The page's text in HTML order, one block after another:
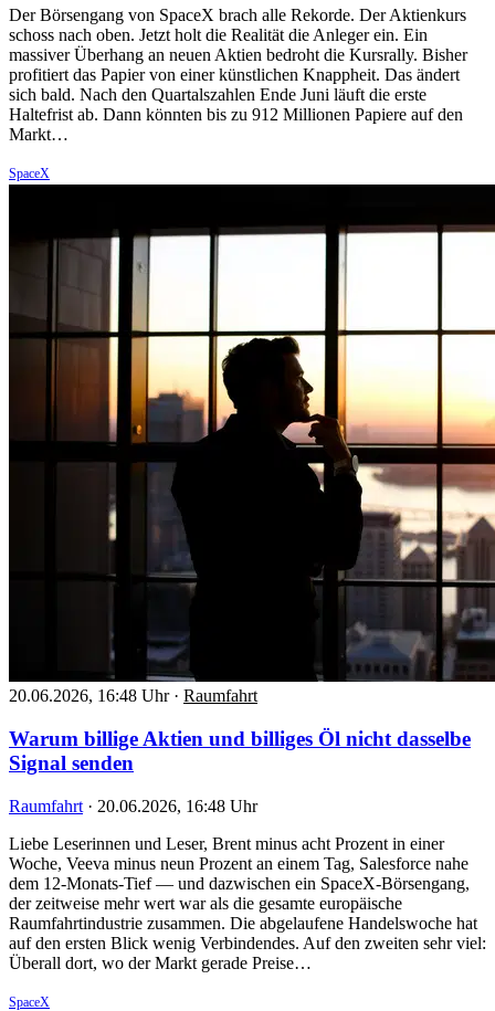
Der Börsengang von SpaceX brach alle Rekorde. Der Aktienkurs
schoss nach oben. Jetzt holt die Realität die Anleger ein. Ein
massiver Überhang an neuen Aktien bedroht die Kursrally. Bisher
profitiert das Papier von einer künstlichen Knappheit. Das ändert
sich bald. Nach den Quartalszahlen Ende Juni läuft die erste
Haltefrist ab. Dann könnten bis zu 912 Millionen Papiere auf den
Markt…
SpaceX
20.06.2026, 16:48 Uhr · Raumfahrt
Warum billige Aktien und billiges Öl nicht dasselbe
Signal senden
Raumfahrt · 20.06.2026, 16:48 Uhr
Liebe Leserinnen und Leser, Brent minus acht Prozent in einer
Woche, Veeva minus neun Prozent an einem Tag, Salesforce nahe
dem 12-Monats-Tief — und dazwischen ein SpaceX-Börsengang,
der zeitweise mehr wert war als die gesamte europäische
Raumfahrtindustrie zusammen. Die abgelaufene Handelswoche hat
auf den ersten Blick wenig Verbindendes. Auf den zweiten sehr viel:
Überall dort, wo der Markt gerade Preise…
SpaceX